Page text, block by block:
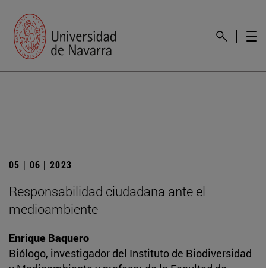
05 | 06 | 2023
Responsabilidad ciudadana ante el
medioambiente
Enrique Baquero
Biólogo, investigador del Instituto de Biodiversidad